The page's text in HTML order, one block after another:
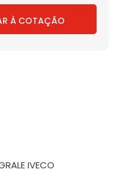
À COTAÇÃO
IVECO